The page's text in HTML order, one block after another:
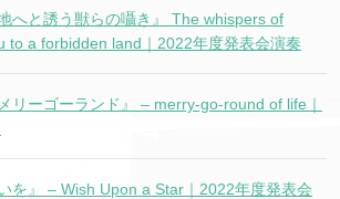
へと誘う獣らの囁き』 The whispers of
to a forbidden land｜2022年度発表会演奏
リーゴーランド』 – merry-go-round of life｜
を』 – Wish Upon a Star｜2022年度発表会